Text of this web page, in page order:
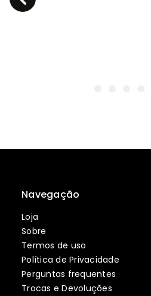
Navegação
Loja
Sobre
Termos de uso
Política de Privacidade
Perguntas frequentes
Trocas e Devoluções